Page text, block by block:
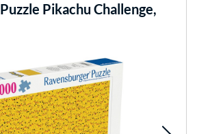
Puzzle Pikachu Challenge,